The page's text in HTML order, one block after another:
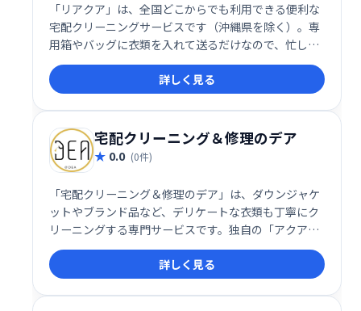
「リアクア」は、全国どこからでも利用できる便利な
宅配クリーニングサービスです（沖縄県を除く）。専
用箱やバッグに衣類を入れて送るだけなので、忙しい
方でも手軽に利用できます。コンビニからも発送可能
で、高品質な仕上がりと簡便さで好評です。 忙しいあ
なたをサポートする、ストレスフリーなクリーニング
体験を提供します。
詳しく見る
宅配クリーニング＆修理のデア
0.0 (0件)
「宅配クリーニング＆修理のデア」は、ダウンジャケ
ットやブランド品など、デリケートな衣類も丁寧にク
リーニングする専門サービスです。独自の「アクアメ
イク」技術で、通常のクリーニングでは落ちにくい汚
れもしっかり除去。高品質な仕上がりで、大切な衣類
を長く美しく保ちます。プロの技術による安心と信頼
で、あなたの衣類を最高の状態にいたします。
詳しく見る